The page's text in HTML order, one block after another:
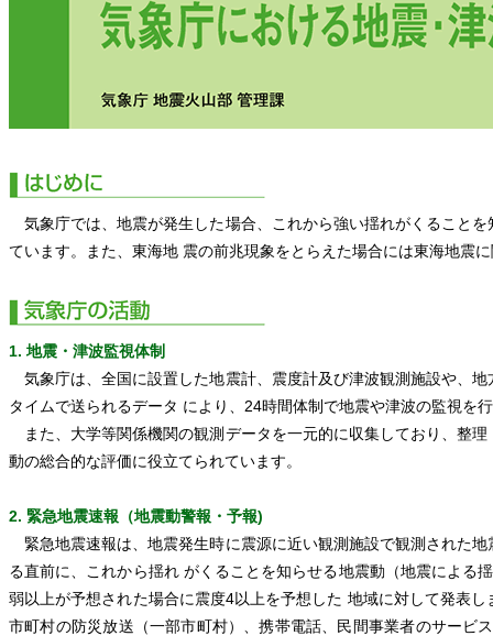
気象庁では、地震が発生した場合、これから強い揺れがくること
ています。また、東海地 震の前兆現象をとらえた場合には東海地震
1. 地震・津波監視体制
気象庁は、全国に設置した地震計、震度計及び津波観測施設や、
タイムで送られるデータ により、24時間体制で地震や津波の監視を
また、大学等関係機関の観測データを一元的に収集しており、整
動の総合的な評価に役立てられています。
2. 緊急地震速報（地震動警報・予報)
緊急地震速報は、地震発生時に震源に近い観測施設で観測された
る直前に、これから揺れ がくることを知らせる地震動（地震による
弱以上が予想された場合に震度4以上を予想した 地域に対して発表
市町村の防災放送（一部市町村）、携帯電話、民間事業者のサービ